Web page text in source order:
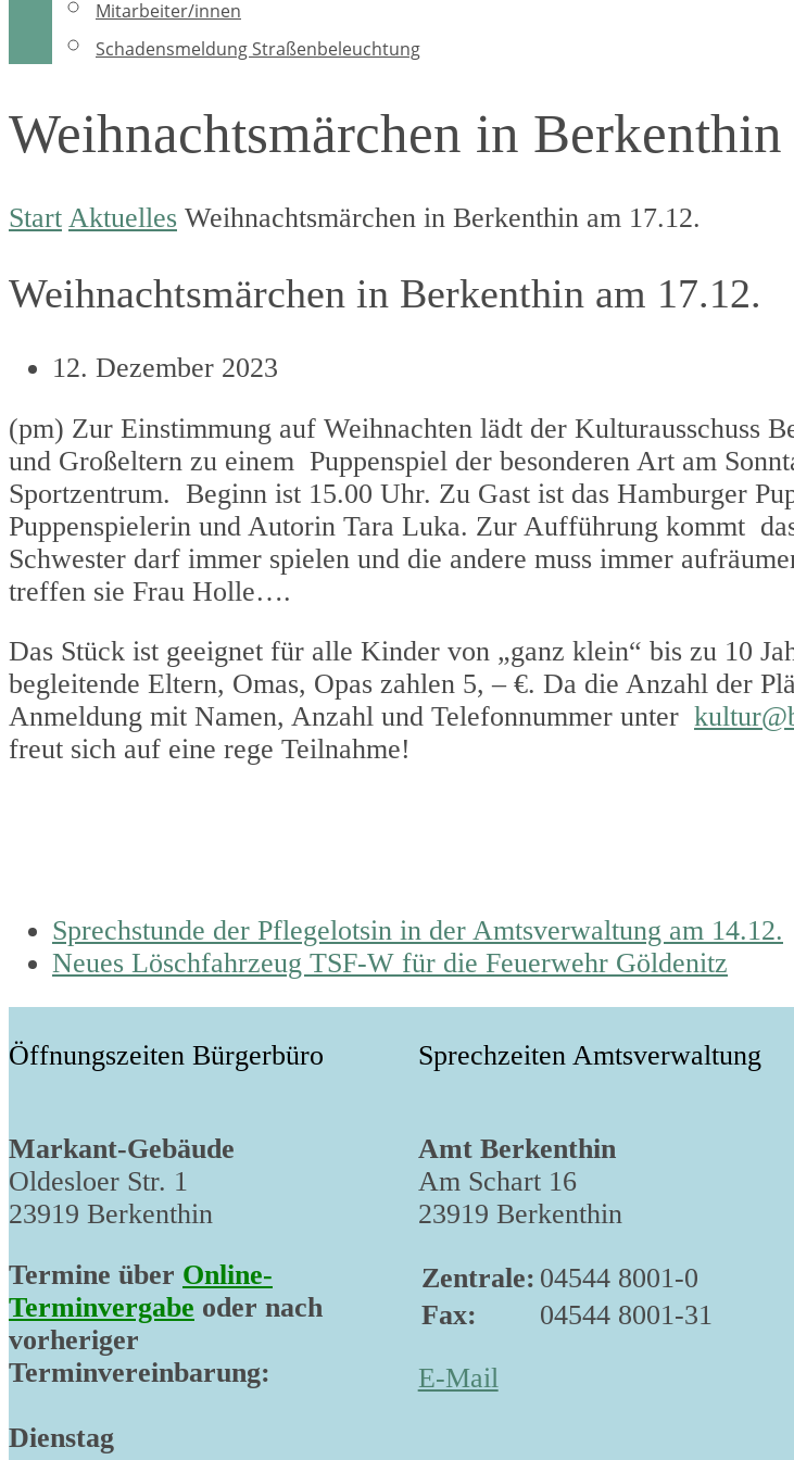
Mitarbeiter/innen
Schadensmeldung Straßenbeleuchtung
Weihnachtsmärchen in
Start Aktuelles Weihnachtsmärchen in Berkenthin am 17.12.
Weihnachtsmärchen in Berkenthin am 17.12.
12. Dezember 2023
(pm) Zur Einstimmung auf Weihnachten lädt der Kulturausschuss
und Großeltern zu einem Puppenspiel der besonderen Art am
Sportzentrum. Beginn ist 15.00 Uhr. Zu Gast ist das Hamburger
Puppenspielerin und Autorin Tara Luka. Zur Aufführung kommt
Schwester darf immer spielen und die andere muss immer
treffen sie Frau Holle….
Das Stück ist geeignet für alle Kinder von „ganz klein“ bis zu 10
begleitende Eltern, Omas, Opas zahlen 5, – €. Da die Anzahl der
Anmeldung mit Namen, Anzahl und Telefonnummer unter
freut sich auf eine rege Teilnahme!
previous
post:
Sprechstunde der Pflegelotsin in der Amtsverwaltung am 14.12.
next
Neues Löschfahrzeug TSF-W für die Feuerwehr Göldenitz
Öffnungszeiten Bürgerbüro
Markant-Gebäude
Oldesloer Str. 1
23919 Berkenthin
Termine über Online-
Terminvergabe oder nach
vorheriger
Terminvereinbarung:
Dienstag
Sprechzeiten Amtsverwaltung
Amt Berkenthin
Am Schart 16
23919 Berkenthin
Zentrale: 04544 8001-0
Fax:
04544 8001-31
E-Mail